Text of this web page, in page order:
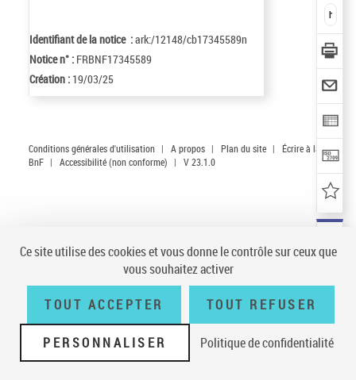
Identifiant de la notice :ark:/12148/cb17345589n
Notice n° : FRBNF17345589
Création : 19/03/25
Conditions générales d'utilisation | A propos | Plan du site |
Écrire à la
BnF | Accessibilité (non conforme) | V 23.1.0
Ce site utilise des cookies et vous donne le contrôle sur ceux que
vous souhaitez activer
TOUT ACCEPTER TOUT REFUSER
PERSONNALISER Politique de confidentialité